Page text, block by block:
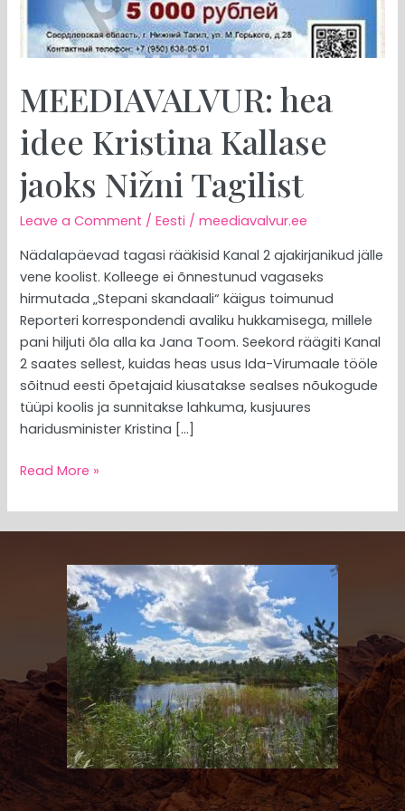
MEEDIAVALVUR: hea
idee Kristina Kallase
jaoks Nižni Tagilist
Leave a Comment /Eesti /meediavalvur.ee
Nädalapäevad tagasi rääkisid Kanal 2 ajakirjanikud jälle
vene koolist. Kolleege ei õnnestunud vagaseks
hirmutada „Stepani skandaali“ käigus toimunud
Reporteri korrespondendi avaliku hukkamisega, millele
pani hiljuti õla alla ka Jana Toom. Seekord räägiti Kanal
2 saates sellest, kuidas heas usus Ida-Virumaale tööle
sõitnud eesti õpetajaid kiusatakse sealses nõukogude
tüüpi koolis ja sunnitakse lahkuma, kusjuures
haridusminister Kristina […]
Tagilist
Read More »